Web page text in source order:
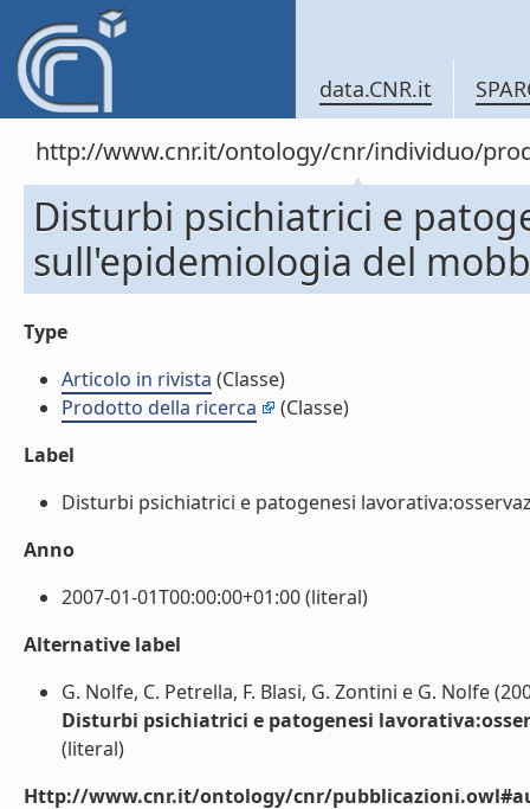
data.CNR.it
http://www.cnr.it/ontology/cnr/individuo/
Disturbi psichiatrici e
sull'epidemiologia del
Type
Articolo in rivista (Classe)
Prodotto della ricerca
(Classe)
Label
Disturbi psichiatrici e patogenesi
Anno
2007-01-01T00:00:00+01:00 (literal)
Alternative label
G. Nolfe, C. Petrella, F. Blasi, G. Zontini e G. Nolfe
Disturbi psichiatrici e patogenesi
(literal)
Http://www.cnr.it/ontology/cnr/